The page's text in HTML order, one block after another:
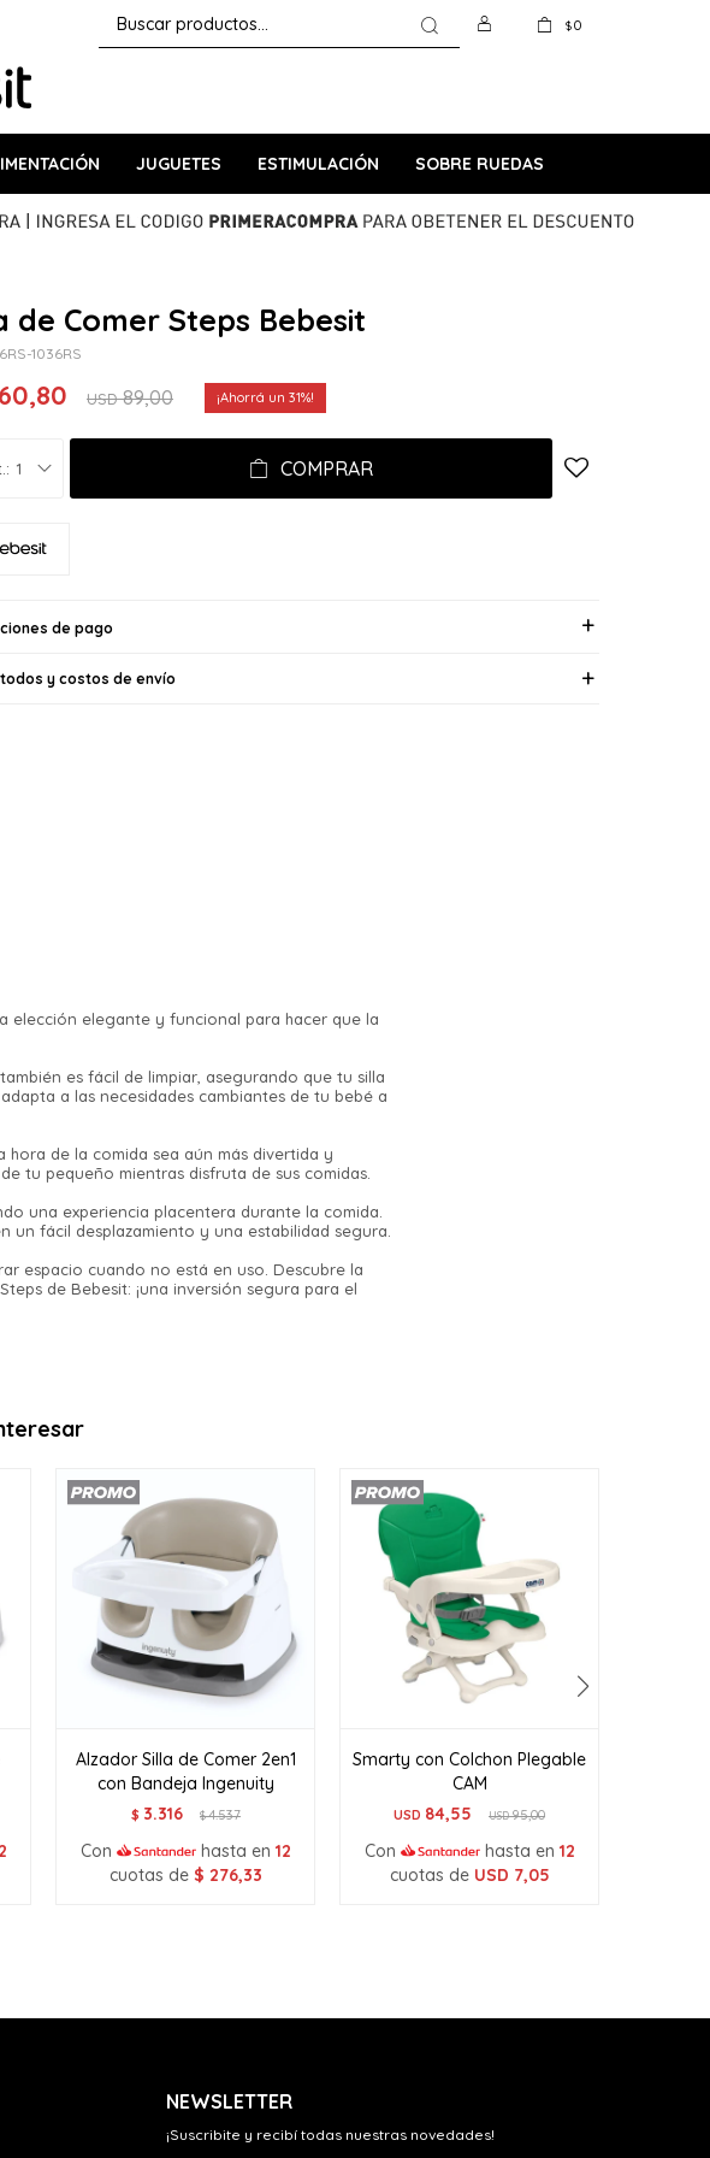
JUGUETES ESTIMULACIÓN SOBRE RUEDAS
$0
de Comer Steps Bebesit
1036RS
60,80 USD 89,00 31
1 COMPRAR
de pago
y costos de envío
elección elegante y funcional para hacer que la
es fácil de limpiar, asegurando que tu silla
a las necesidades cambiantes de tu bebé a
de la comida sea aún más divertida y
tu pequeño mientras disfruta de sus comidas.
una experiencia placentera durante la comida.
un fácil desplazamiento y una estabilidad segura.
espacio cuando no está en uso. Descubre la
de Bebesit: ¡una inversión segura para el
Alzador Silla de Comer 2en1
con Bandeja Ingenuity
$ 3.316 $4.537
Con hasta en 12
cuotas de $ 276,33
Smarty con Colchon Plegable
CAM
USD 84,55 USD95,00
Con hasta en 12
cuotas de USD 7,05
en
Pago
cuotasel
NEWSLETTER
¡Suscribite y recibí todas nuestras novedades!